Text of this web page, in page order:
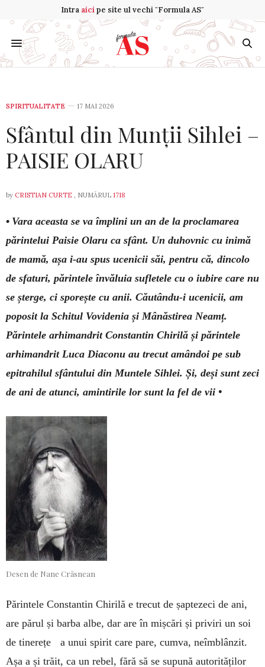
Intra aicipe site ul vechi "Formula AS"
SPIRITUALITATE 17 MAI 2026
Sfântul din Munții Sihlei –
PAISIE OLARU
by CRISTIAN CURTE , NUMĂRUL 1718
• Vara aceasta se va împlini un an de la proclamarea
părintelui Paisie Olaru ca sfânt. Un duhovnic cu inimă
de mamă, așa i-au spus ucenicii săi, pentru că, dincolo
de sfaturi, părintele învăluia sufletele cu o iubire care nu
se șterge, ci sporește cu anii. Căutându-i ucenicii, am
poposit la Schitul Vovidenia și Mânăstirea ­Neamț.
Părintele arhimandrit Constantin Chirilă și părintele
arhimandrit Luca Diaconu au trecut amândoi pe sub
epitrahilul sfântului din Muntele Sihlei. Și, deși sunt zeci
de ani de atunci, amintirile lor sunt la fel de vii •
Desen de Nane Crăsnean
Părintele Constantin Chirilă e trecut de șaptezeci de ani,
are părul și barba albe, dar are în mișcări și priviri un soi
de tinerețe a unui spirit care pare, cumva, neîmblânzit.
Așa a și trăit, ca un rebel, fără să se supună autorităților